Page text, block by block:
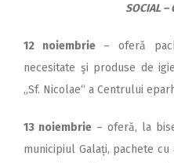
SOCIAL –
12 noiembrie – oferă
necesitate şi produse de
„Sf. Nicolae“ a Centrului
13 noiembrie – oferă, la
municipiul Galați, pachete